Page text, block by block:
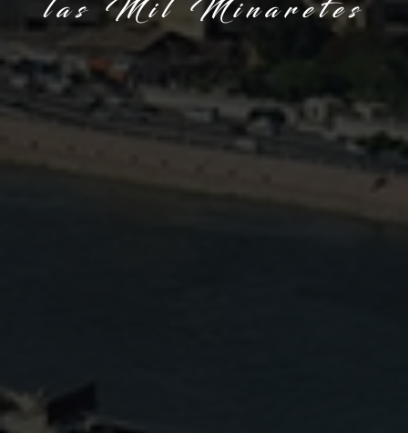
las Mil Minaretes